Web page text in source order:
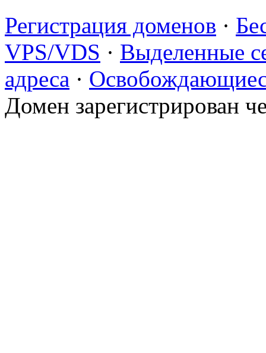
Регистрация доменов ·
VPS/VDS · Выделенные
адреса ·
Домен зарегистрирован